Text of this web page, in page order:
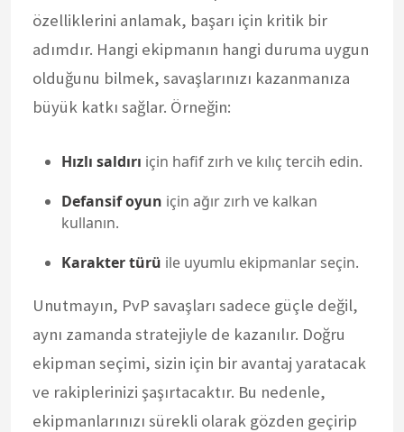
özelliklerini anlamak, başarı için kritik bir
adımdır. Hangi ekipmanın hangi duruma uygun
olduğunu bilmek, savaşlarınızı kazanmanıza
büyük katkı sağlar. Örneğin:
Hızlı saldırı için hafif zırh ve kılıç tercih edin.
Defansif oyun için ağır zırh ve kalkan
kullanın.
Karakter türü ile uyumlu ekipmanlar seçin.
Unutmayın, PvP savaşları sadece güçle değil,
aynı zamanda stratejiyle de kazanılır. Doğru
ekipman seçimi, sizin için bir avantaj yaratacak
ve rakiplerinizi şaşırtacaktır. Bu nedenle,
ekipmanlarınızı sürekli olarak gözden geçirip